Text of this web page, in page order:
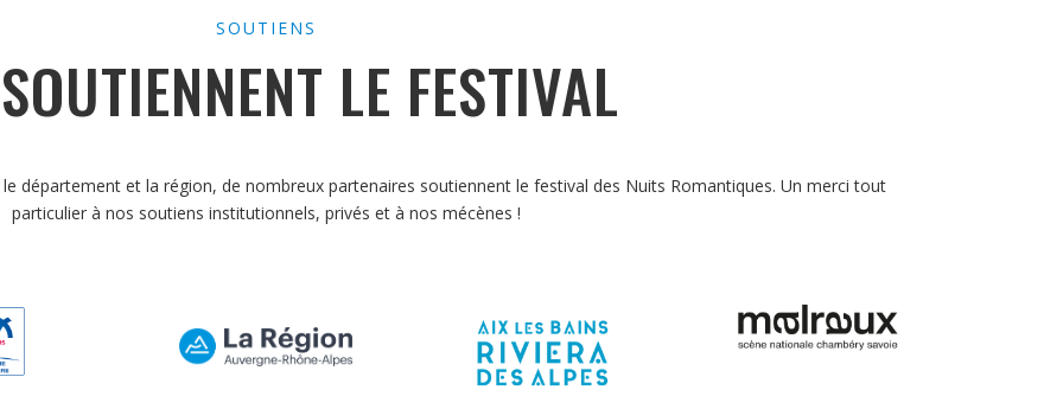
SOUTIENS
LE FESTIVAL
département et la région, de nombreux partenaires soutiennent le festival des Nuits Romantiques. Un merci tout
particulier à nos soutiens institutionnels, privés et à nos mécènes !